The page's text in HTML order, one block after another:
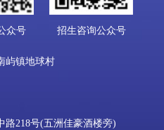
众号 招生咨询公众号
屿镇地球村
路218号(五洲佳豪酒楼旁)